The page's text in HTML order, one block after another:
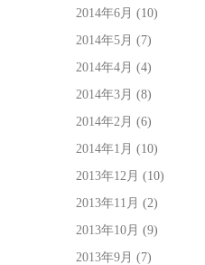
2014年6月 (10)
2014年5月 (7)
2014年4月 (4)
2014年3月 (8)
2014年2月 (6)
2014年1月 (10)
2013年12月 (10)
2013年11月 (2)
2013年10月 (9)
2013年9月 (7)